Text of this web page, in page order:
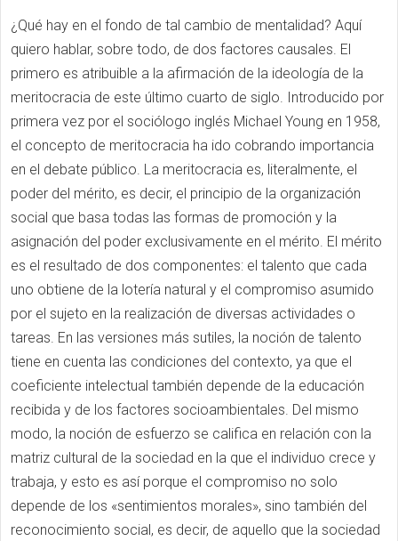
¿Qué hay en el fondo de tal cambio de mentalidad? Aquí
quiero hablar, sobre todo, de dos factores causales. El
primero es atribuible a la afirmación de la ideología de la
meritocracia de este último cuarto de siglo. Introducido por
primera vez por el sociólogo inglés Michael Young en 1958,
el concepto de meritocracia ha ido cobrando importancia
en el debate público. La meritocracia es, literalmente, el
poder del mérito, es decir, el principio de la organización
social que basa todas las formas de promoción y la
asignación del poder exclusivamente en el mérito. El mérito
es el resultado de dos componentes: el talento que cada
uno obtiene de la lotería natural y el compromiso asumido
por el sujeto en la realización de diversas actividades o
tareas. En las versiones más sutiles, la noción de talento
tiene en cuenta las condiciones del contexto, ya que el
coeficiente intelectual también depende de la educación
recibida y de los factores socioambientales. Del mismo
modo, la noción de esfuerzo se califica en relación con la
matriz cultural de la sociedad en la que el individuo crece y
trabaja, y esto es así porque el compromiso no solo
depende de los «sentimientos morales», sino también del
reconocimiento social, es decir, de aquello que la sociedad